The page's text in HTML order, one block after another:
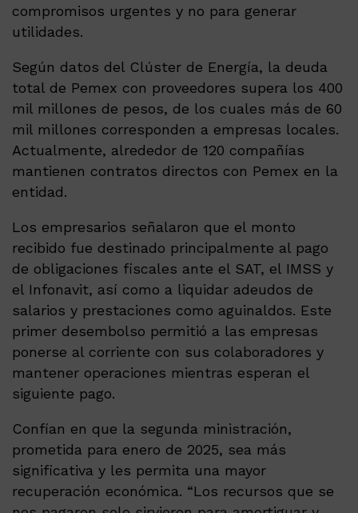
compromisos urgentes y no para generar
utilidades.
Según datos del Clúster de Energía, la deuda
total de Pemex con proveedores supera los 400
mil millones de pesos, de los cuales más de 60
mil millones corresponden a empresas locales.
Actualmente, alrededor de 120 compañías
mantienen contratos directos con Pemex en la
entidad.
Los empresarios señalaron que el monto
recibido fue destinado principalmente al pago
de obligaciones fiscales ante el SAT, el IMSS y
el Infonavit, así como a liquidar adeudos de
salarios y prestaciones como aguinaldos. Este
primer desembolso permitió a las empresas
ponerse al corriente con sus colaboradores y
mantener operaciones mientras esperan el
siguiente pago.
Confían en que la segunda ministración,
prometida para enero de 2025, sea más
significativa y les permita una mayor
recuperación económica. “Los recursos que se